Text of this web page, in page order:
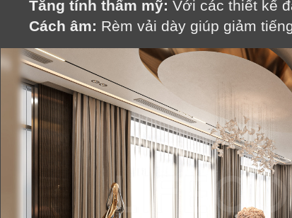
Tăng tính thẩm mỹ: Với các thiết kế
Cách âm: Rèm vải dày giúp giảm